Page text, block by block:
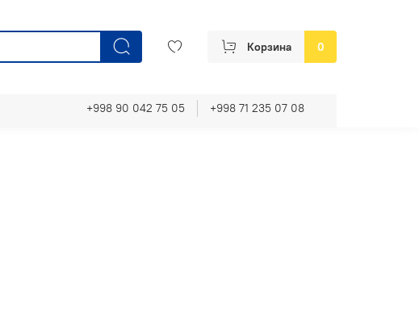
Корзина 0
+998 90 042 75 05 +998 71 235 07 08